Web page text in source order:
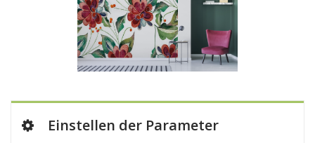
Einstellen der Parameter